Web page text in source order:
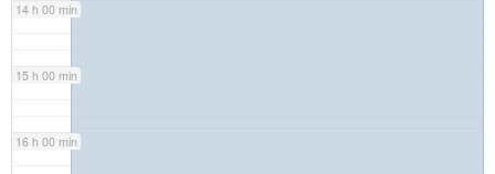
14 h 00 min
15 h 00 min
16 h 00 min